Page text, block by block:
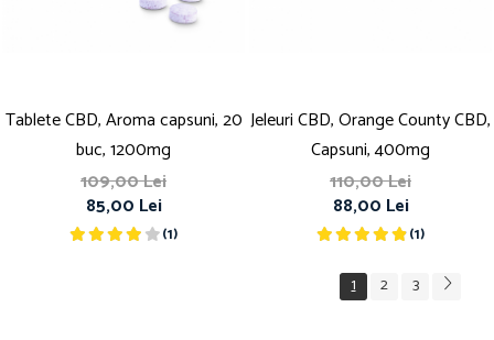
Tablete CBD, Aroma capsuni, 20
buc, 1200mg
109,00 Lei
85,00 Lei
(1)
Jeleuri CBD, Orange County CBD,
Capsuni, 400mg
110,00 Lei
88,00 Lei
(1)
1 2 3